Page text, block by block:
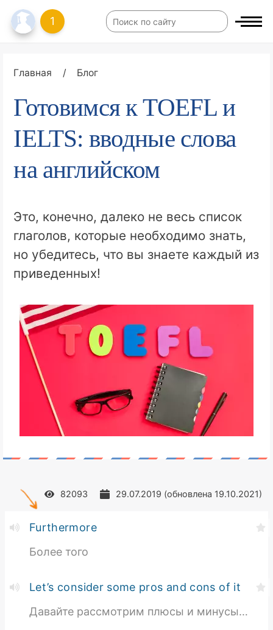
1
Главная / Блог
Готовимся к TOEFL и
IELTS: вводные слова
на английском
Это, конечно, далеко не весь список
глаголов, которые необходимо знать,
но убедитесь, что вы знаете каждый из
приведенных!
82093 29.07.2019 (обновлена 19.10.2021)
Furthermore
Более того
Let’s consider some pros and cons of it
Давайте рассмотрим плюсы и минусы…